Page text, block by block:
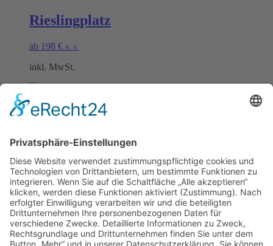
Rieslingplatz
ab 198 € n. v.
inkl. MwSt.
Burgunderplatz
ab198€ n. v.
inkl. MwSt.
Öffnungszeiten Büro und Hofladen:
Hofladen:
Montag bis Sonntag von 09:00 – 11:30 Uhr und 14:00 – 18:00 Uhr
Telefonisch erreichen Sie uns: